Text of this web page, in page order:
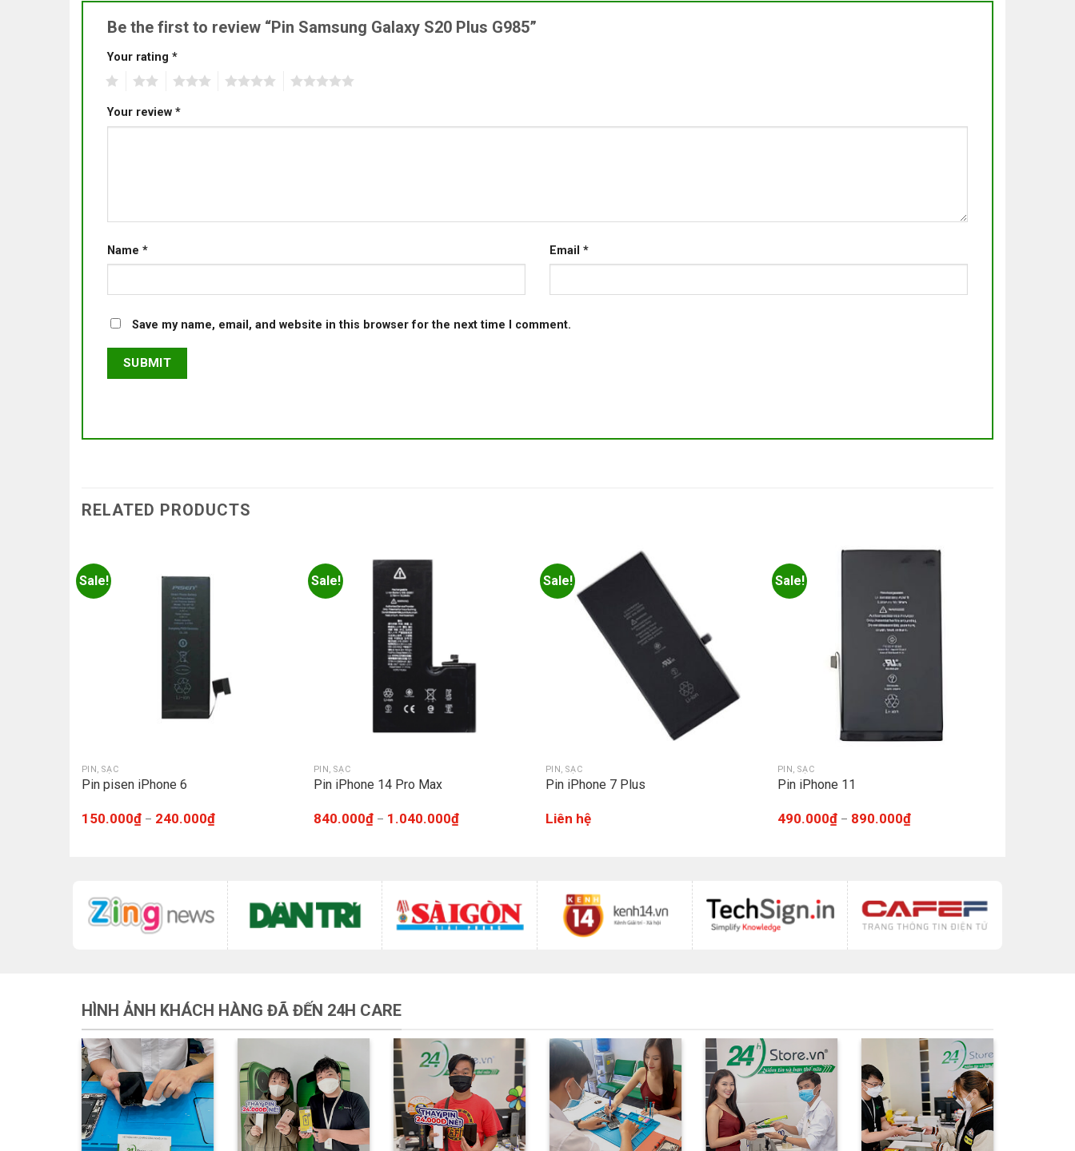
Be the first to review “Pin Samsung Galaxy S20 Plus G985”
Your rating *
Your review *
Name * Email *
Save my name, email, and website in this browser for the next time I comment.
RELATED PRODUCTS
Sale!
PIN, SẠC
Pin pisen iPhone 6
150.000₫– 240.000₫
Sale!
PIN, SẠC
Pin iPhone 14 Pro Max
840.000₫– 1.040.000₫
Sale!
PIN, SẠC
Pin iPhone 7 Plus
Liên hệ
Sale!
PIN, SẠC
Pin iPhone 11
490.000₫– 890.000₫
HÌNH ẢNH KHÁCH HÀNG ĐÃ ĐẾN 24H CARE